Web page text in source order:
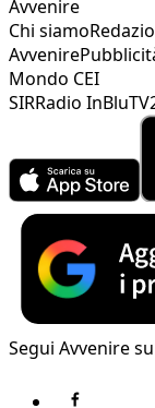
Avvenire
Chi siamo
Avvenire
Mondo CEI
SIRRadio InBlu
Segui Avvenire su